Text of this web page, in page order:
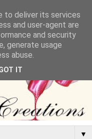
▼
to deliver its services
and user-agent are
and security
generate usage
abuse.
IT